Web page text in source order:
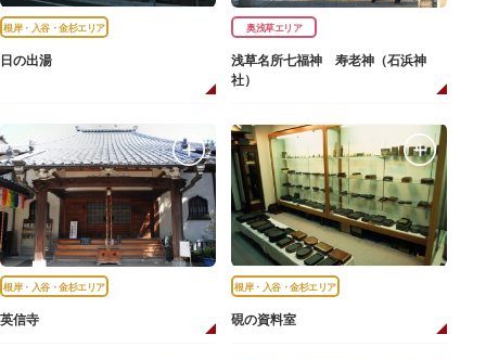
根岸・入谷・金杉エリア
日の出湯
奥浅草エリア
浅草名所七福神 寿老神（石浜神
社）
根岸・入谷・金杉エリア
英信寺
根岸・入谷・金杉エリア
硯の資料室